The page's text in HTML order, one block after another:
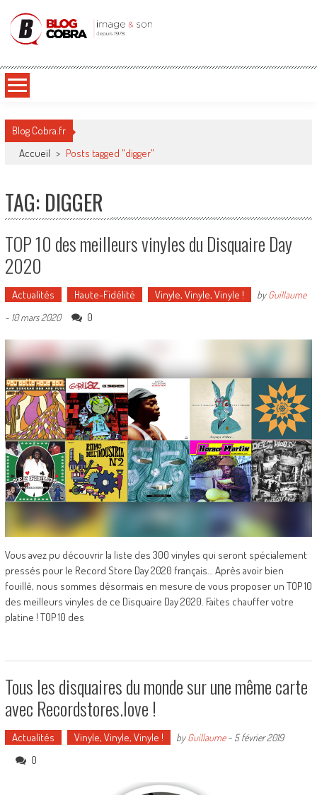
Blog Cobra
Blog Cobra.fr
Accueil > Posts tagged "digger"
TAG: DIGGER
TOP 10 des meilleurs vinyles du Disquaire Day
2020
Actualités Haute-Fidélité Vinyle, Vinyle, Vinyle ! byGuillaume
- 10 mars 2020 0
Vous avez pu découvrir la liste des 300 vinyles qui seront spécialement
pressés pour le Record Store Day 2020 français… Après avoir bien
fouillé, nous sommes désormais en mesure de vous proposer un TOP 10
des meilleurs vinyles de ce Disquaire Day 2020. Faites chauffer votre
platine ! TOP 10 des
Tous les disquaires du monde sur une même carte
avec Recordstores.love !
Actualités Vinyle, Vinyle, Vinyle ! byGuillaume- 5 février 2019
0